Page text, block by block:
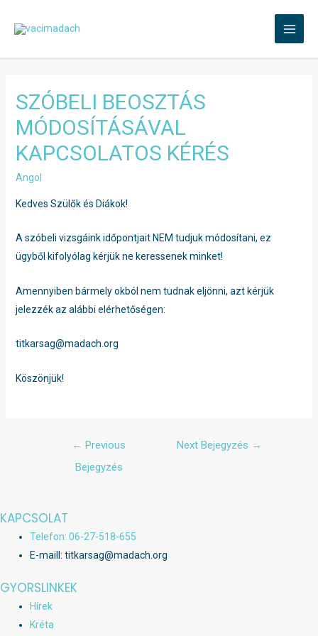
SZÓBELI BEOSZTÁS
MÓDOSÍTÁSÁVAL
KAPCSOLATOS KÉRÉS
Angol
Kedves Szülők és Diákok!
A szóbeli vizsgáink időpontjait NEM tudjuk módosítani, ez
ügyből kifolyólag kérjük ne keressenek minket!
Amennyiben bármely okból nem tudnak eljönni, azt kérjük
jelezzék az alábbi elérhetőségen:
titkarsag@madach.org
Köszönjük!
← Previous
Bejegyzés
Next Bejegyzés →
KAPCSOLAT
Telefon: 06-27-518-655
E-maill: titkarsag@madach.org
GYORSLINKEK
Hírek
Kréta